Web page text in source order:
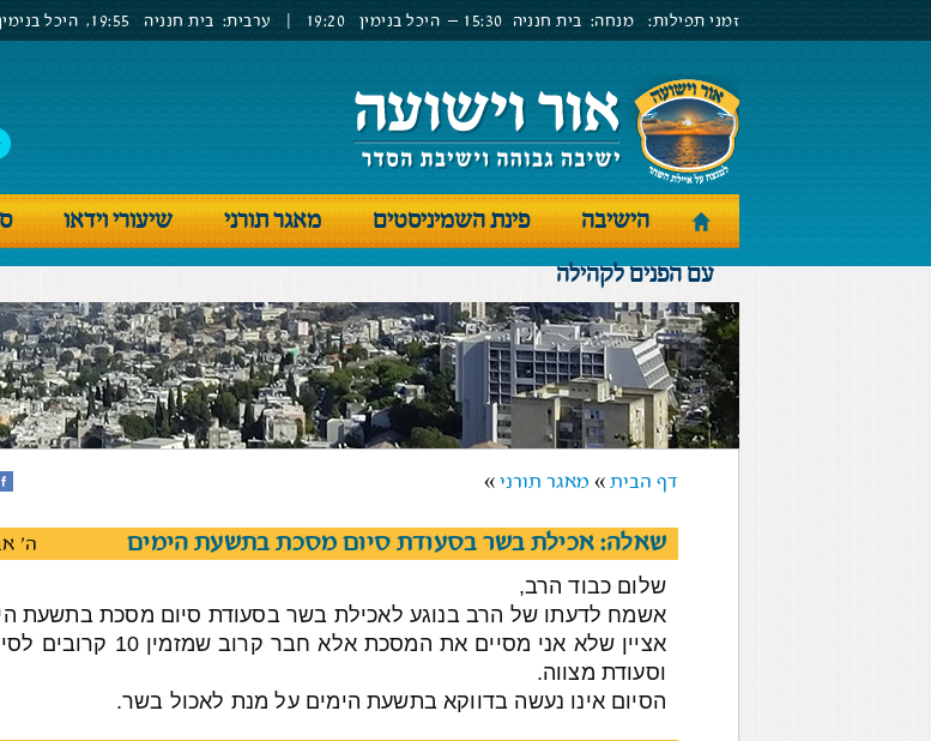
זמני תפילות: מנחה: בית חנניה 15:30 – היכל בנימין ערבית: בית חנניה היכל
הישיבה פינת השמיניסטים מאגר תורני שיעורי וידאו
עם הפנים לקהילה
דף הבית » מאגר תורני »
ה' שאלה: אכילת בשר בסעודת סיום מסכת בתשעת הימים
שלום כבוד הרב,
אשמח לדעתו של הרב בנוגע לאכילת בשר בסעודת סיום מסכת בתשעת
אציין שלא אני מסיים את המסכת אלא חבר
וסעודת מצווה.
הסיום אינו נעשה בדווקא בתשעת הימים על מנת לאכול בשר.